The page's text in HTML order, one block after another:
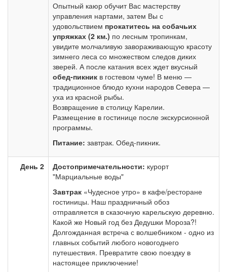
Опытный каюр обучит Вас мастерству
управления нартами, затем Вы с
удовольствием прокатитесь на собачьих
упряжках (2 км.) по лесным тропинкам,
увидите молчаливую завораживающую красоту
зимнего леса со множеством следов диких
зверей. А после катания всех ждет вкусный
обед-пикник в гостевом чуме! В меню —
традиционное блюдо кухни народов Севера —
уха из красной рыбы.
Возвращение в столицу Карелии.
Размещение в гостинице после экскурсионной
программы.
Питание: завтрак. Обед-пикник.
День 2 Достопримечательности: курорт
"Марциальные воды"
Завтрак «Чудесное утро» в кафе/ресторане
гостиницы. Наш праздничный обоз
отправляется в сказочную карельскую деревню.
Какой же Новый год без Дедушки Мороза?!
Долгожданная встреча с волшебником - одно из
главных событий любого новогоднего
путешествия. Превратите свою поездку в
настоящее приключение!